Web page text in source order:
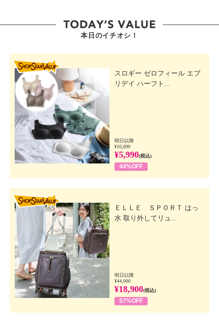
本日のイチオシ！
スロギー ゼロフィール エブ
リデイ ハーフト...
明日以降
¥10,890
¥5,990(税込)
44%OFF
ＥＬＬＥ ＳＰＯＲＴ はっ
水 取り外してリュ...
明日以降
¥44,000
¥18,900(税込)
57%OFF